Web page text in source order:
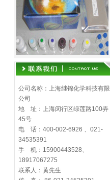
公司名称：上海继锦化学科技有限
公司
地 址：上海闵行区绿莲路100弄
45号
电 话：400-002-6926 、021-
34535391
手 机：15900443528、
18917067275
联系人：黄先生